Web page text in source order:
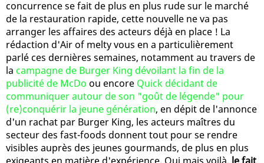
concurrence se fait de plus en plus rude sur le marché
de la restauration rapide, cette nouvelle ne va pas
arranger les affaires des acteurs déjà en place ! La
rédaction d'Air of melty vous en a particulièrement
parlé ces dernières semaines, notamment au travers de
la campagne de Burger King dévoilant la fin de la
publicité de McDo ou encore Quick décidant de
communiquer autour de son "goût de légende" pour
(re)conquérir la jeune génération, en dépit de l'annonce
d'un rachat par Burger King, les acteurs maîtres du
secteur des fast-foods donnent tout pour se rendre
visibles auprès des jeunes gourmands, de plus en plus